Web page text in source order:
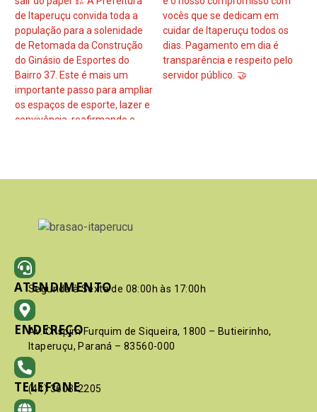
ATENDIMENTO
Segunda à Sexta de 08:00h às 17:00h
ENDEREÇO
Av. Crispim Furquim de Siqueira, 1800 – Butieirinho,
Itaperuçu, Paraná – 83560-000
TELEFONE
(41) 3603-2205